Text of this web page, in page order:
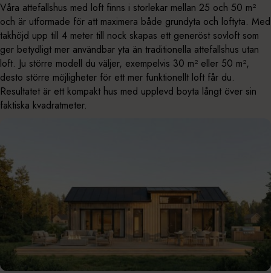
Våra attefallshus med loft finns i storlekar mellan 25 och 50 m²
och är utformade för att maximera både grundyta och loftyta. Med
takhöjd upp till 4 meter till nock skapas ett generöst sovloft som
ger betydligt mer användbar yta än traditionella attefallshus utan
loft. Ju större modell du väljer, exempelvis 30 m² eller 50 m²,
desto större möjligheter för ett mer funktionellt loft får du.
Resultatet är ett kompakt hus med upplevd boyta långt över sin
faktiska kvadratmeter.